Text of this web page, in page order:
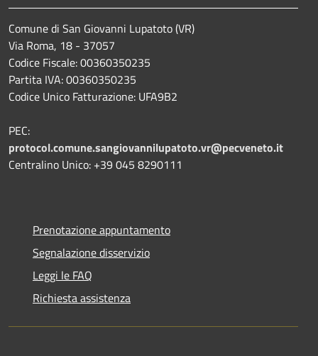
Comune di San Giovanni Lupatoto (VR)
Via Roma, 18 - 37057
Codice Fiscale: 00360350235
Partita IVA: 00360350235
Codice Unico Fatturazione: UFA9B2
PEC:
protocol.comune.sangiovannilupatoto.vr@pecveneto.it
Centralino Unico: +39 045 8290111
Prenotazione appuntamento
Segnalazione disservizio
Leggi le FAQ
Richiesta assistenza